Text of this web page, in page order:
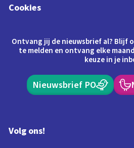
Cookies
Ontvang jij de nieuwsbrief al? Blijf
te melden en ontvang elke
keuze in je
Nieuwsbrief PO
Volg ons!